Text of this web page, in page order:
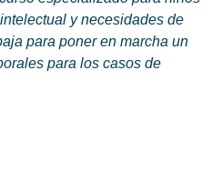
y necesidades de
para poner en marcha un
para los casos de